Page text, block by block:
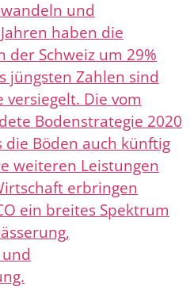
und
haben die
der Schweiz um 29%
jüngsten Zahlen sind
versiegelt. Die vom
Bodenstrategie 2020
Böden auch künftig
weiteren Leistungen
erbringen
ein breites Spektrum